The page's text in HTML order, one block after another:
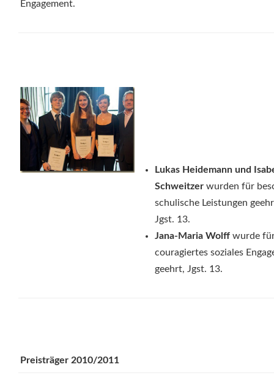
Engagement.
Lukas Heidemann und
Schweitzer wurden für
schulische Leistungen
Jgst. 13.
Jana-Maria Wolff wurde
couragiertes soziales
geehrt, Jgst. 13.
Preisträger 2010/2011